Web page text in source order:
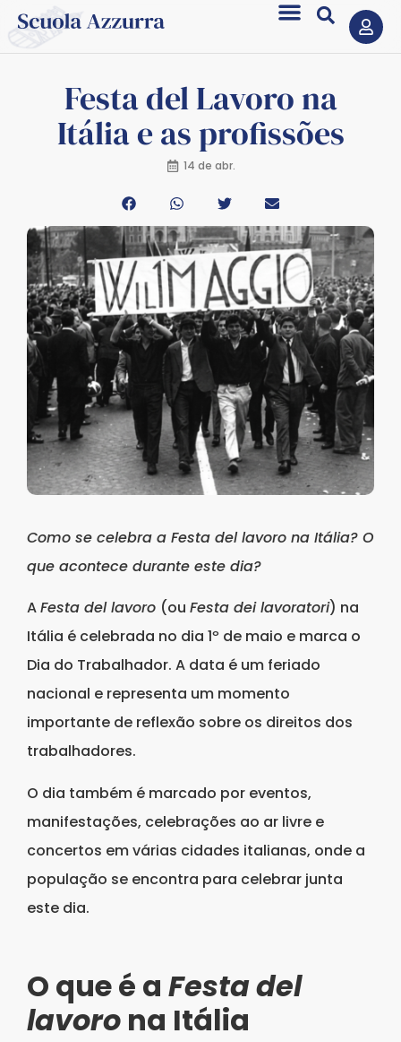
Festa del Lavoro na
Itália e as profissões
14 de abr.
Como se celebra a Festa del lavoro na Itália? O
que acontece durante este dia?
AFesta del lavoro (ou Festa dei lavoratori) na
Itália é celebrada no dia 1º de maio e marca o
Dia do Trabalhador. A data é um feriado
nacional e representa um momento
importante de reflexão sobre os direitos dos
trabalhadores.
O dia também é marcado por eventos,
manifestações, celebrações ao ar livre e
concertos em várias cidades italianas, onde a
população se encontra para celebrar junta
este dia.
O que é a Festa del
lavoro na Itália